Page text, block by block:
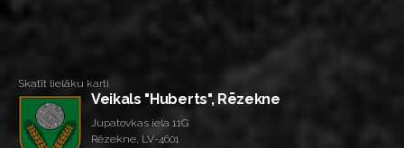
Skatīt lielāku karti
Veikals "Huberts", Rēzekne
Jupatovkas iela 11G
Rēzekne, LV-4601